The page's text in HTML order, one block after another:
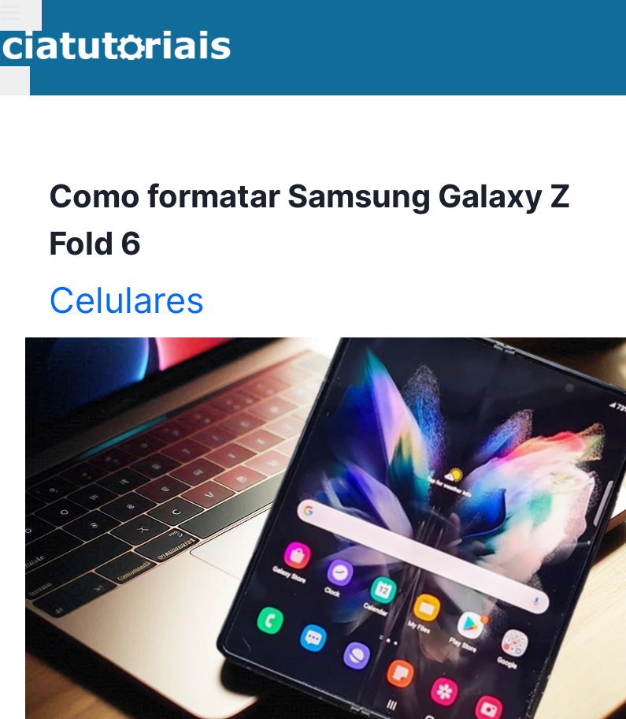
para
o
Como formatar Samsung Galaxy Z
Fold 6
Celulares